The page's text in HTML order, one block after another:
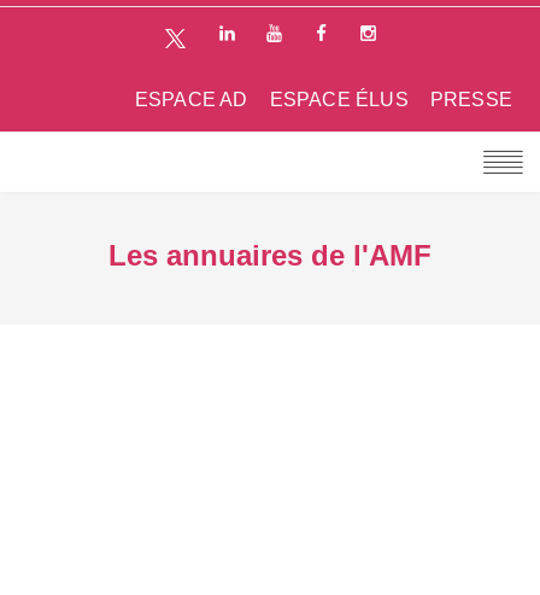
PRESSE
ESPACE ÉLUS
ESPACE AD
Les annuaires de l'AMF